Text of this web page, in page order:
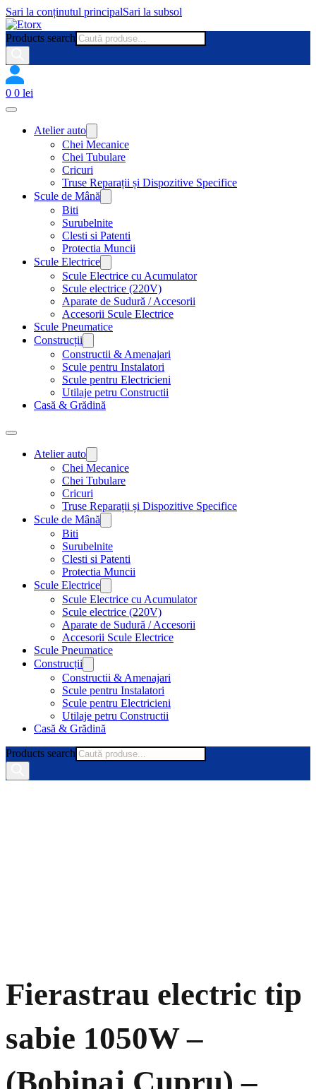
Sari la conținutul principalSari la subsol
Products search
0 0 lei
Atelier auto
Chei Mecanice
Chei Tubulare
Cricuri
Truse Reparații și Dispozitive Specifice
Scule de Mână
Biti
Surubelnite
Clesti si Patenti
Protectia Muncii
Scule Electrice
Scule Electrice cu Acumulator
Scule electrice (220V)
Aparate de Sudură / Accesorii
Accesorii Scule Electrice
Scule Pneumatice
Construcții
Constructii & Amenajari
Scule pentru Instalatori
Scule pentru Electricieni
Utilaje petru Constructii
Casă & Grădină
Atelier auto
Chei Mecanice
Chei Tubulare
Cricuri
Truse Reparații și Dispozitive Specifice
Scule de Mână
Biti
Surubelnite
Clesti si Patenti
Protectia Muncii
Scule Electrice
Scule Electrice cu Acumulator
Scule electrice (220V)
Aparate de Sudură / Accesorii
Accesorii Scule Electrice
Scule Pneumatice
Construcții
Constructii & Amenajari
Scule pentru Instalatori
Scule pentru Electricieni
Utilaje petru Constructii
Casă & Grădină
Products search
Fierastrau electric tip
sabie 1050W –